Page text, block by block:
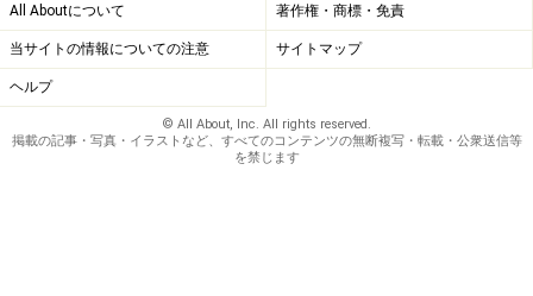
All Aboutについて 著作権・商標・免責
当サイトの情報についての注意 サイトマップ
ヘルプ
© All About, Inc. All rights reserved.
掲載の記事・写真・イラストなど、すべてのコンテンツの無断複写・転載・公衆送信等
を禁じます